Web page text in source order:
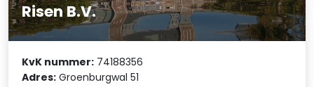
Risen B.V.
KvK nummer: 74188356
Adres: Groenburgwal 51